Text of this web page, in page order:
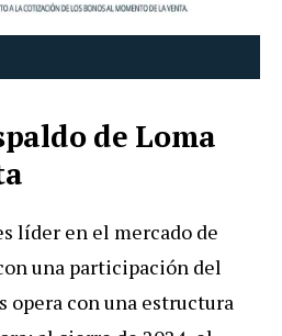
de Loma
líder en el mercado de
una participación del
opera con una estructura